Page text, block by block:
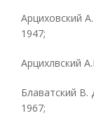
Арциховский
1947;
Арцихлвский
Блаватский В.
1967;